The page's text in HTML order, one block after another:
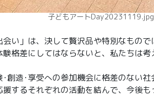
子どもアートDay20231119.jpg
い」は、決して贅沢品や特別なもの
格差にしてはならないと、私たちは考
創造･享受への参加機会に格差のない
するそれぞれの活動を結んで、今後も